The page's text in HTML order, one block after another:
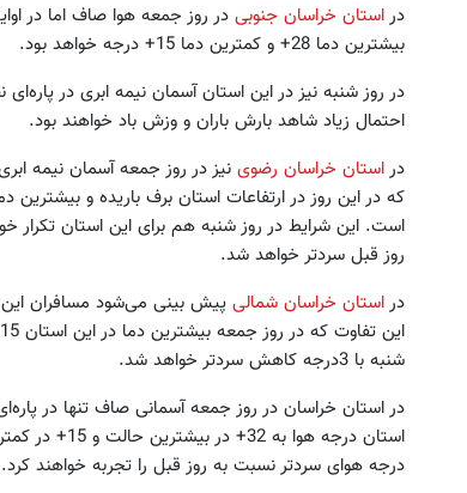
دراستان خراسان جنوبی در روز جمعه هوا صاف اما در
بیشترین دما 28+ و کمترین دما 15+ درجه خواهد بود.
در روز شنبه نیز در این استان آسمان نیمه ابری در
احتمال زیاد شاهد بارش باران و وزش باد خواهند بود.
دراستان خراسان رضوی نیز در روز جمعه آسمان نیمه
است. این شرایط در روز شنبه هم برای این استان
روز قبل سردتر خواهد شد.
دراستان خراسان شمالی پیش بینی می‌شود مسافران این
شنبه با 3درجه کاهش سردتر خواهد شد.
در استان خراسان در روز جمعه آسمانی صاف تنها در
استان درجه
درجه هوای سردتر نسبت به روز قبل را تجربه خواهند کرد.